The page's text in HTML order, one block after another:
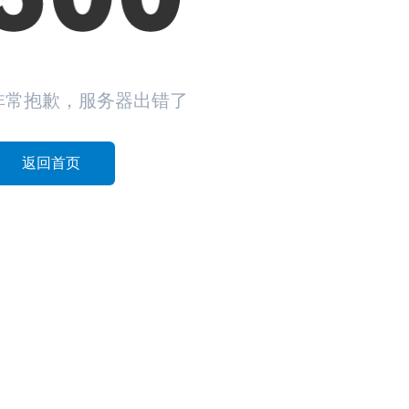
常抱歉，服务器出错了
返回首页